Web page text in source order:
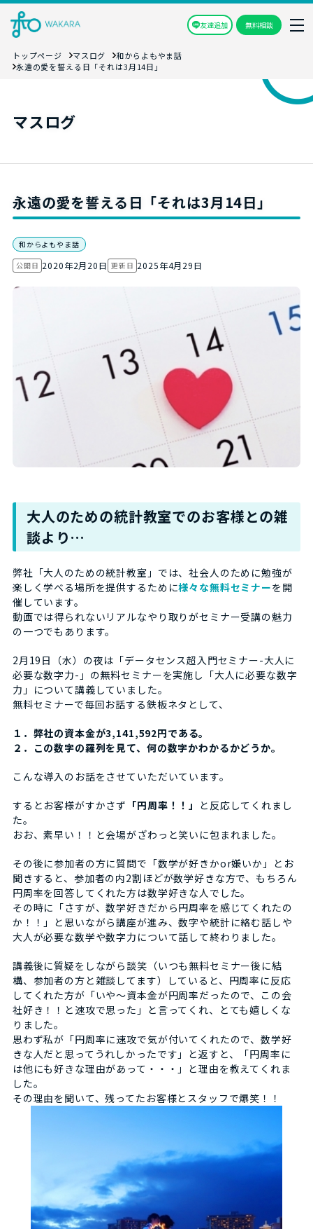
友達追加 無料相談
トップページ マスログ
和からよもやま話
永遠の愛を誓える日「それは3月14日」
マスログ
永遠の愛を誓える日「それは3月14日」
和からよもやま話
公開日 2020年2月20日 更新日 2025年4月29日
大人のための統計教室でのお客様との雑
談より…
弊社「大人のための統計教室」では、社会人のために勉強が
楽しく学べる場所を提供するために様々な無料セミナーを開
催しています。
動画では得られないリアルなやり取りがセミナー受講の魅力
の一つでもあります。
2月19日（水）の夜は「データセンス超入門セミナー-大人に
必要な数字力-」の無料セミナーを実施し「大人に必要な数字
力」について講義していました。
無料セミナーで毎回お話する鉄板ネタとして、
１．弊社の資本金が3,141,592円である。
２．この数字の羅列を見て、何の数字かわかるかどうか。
こんな導入のお話をさせていただいています。
するとお客様がすかさず 「円周率！！」 と反応してくれまし
た。
おお、素早い！！と会場がざわっと笑いに包まれました。
その後に参加者の方に質問で「数学が好きかor嫌いか」とお
聞きすると、参加者の内2割ほどが数学好きな方で、もちろん
円周率を回答してくれた方は数学好きな人でした。
その時に「さすが、数学好きだから円周率を感じてくれたの
か！！」と思いながら講座が進み、数字や統計に絡む話しや
大人が必要な数学や数字力について話して終わりました。
講義後に質疑をしながら談笑（いつも無料セミナー後に結
構、参加者の方と雑談してます）していると、円周率に反応
してくれた方が「いや～資本金が円周率だったので、この会
社好き！！と速攻で思った」と言ってくれ、とても嬉しくな
りました。
思わず私が「円周率に速攻で気が付いてくれたので、数学好
きな人だと思ってうれしかったです」と返すと、「円周率に
は他にも好きな理由があって・・・」と理由を教えてくれま
した。
その理由を聞いて、残ってたお客様とスタッフで爆笑！！